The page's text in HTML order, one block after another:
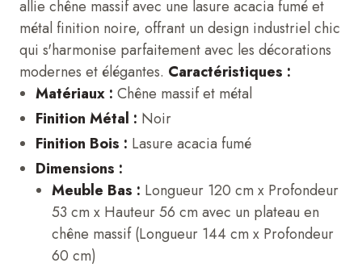
allie chêne massif avec une lasure acacia fumé et
métal finition noire, offrant un design industriel chic
qui s'harmonise parfaitement avec les décorations
modernes et élégantes. Caractéristiques :
Matériaux : Chêne massif et métal
Finition Métal : Noir
Finition Bois : Lasure acacia fumé
Dimensions :
Meuble Bas : Longueur 120 cm x Profondeur
53 cm x Hauteur 56 cm avec un plateau en
chêne massif (Longueur 144 cm x Profondeur
60 cm)